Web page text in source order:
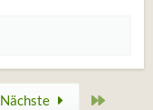
Nächste